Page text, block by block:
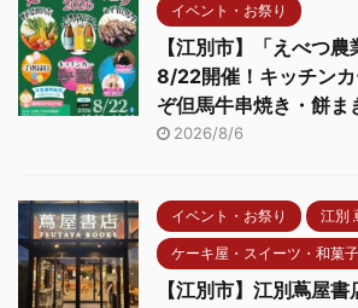
イベント・お祭り
【江別市】「えべつ
8/22開催！キッチンカ
ぞ但馬牛串焼き・餅ま
2026/8/6
イベント・お祭り 江別
ケーキ屋・スイーツ・和菓
【江別市】江別蔦屋